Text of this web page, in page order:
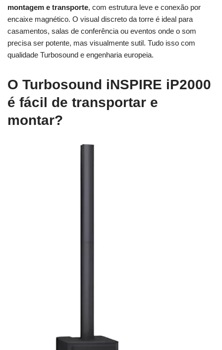
montagem e transporte, com estrutura leve e conexão por
encaixe magnético. O visual discreto da torre é ideal para
casamentos, salas de conferência ou eventos onde o som
precisa ser potente, mas visualmente sutil. Tudo isso com
qualidade Turbosound e engenharia europeia.
O Turbosound iNSPIRE iP2000
é fácil de transportar e
montar?